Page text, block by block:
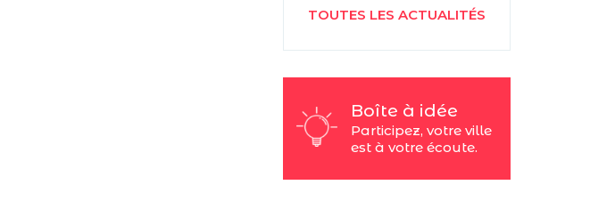
TOUTES LES ACTUALITÉS
Boîte à idée
Participez, votre ville
est à votre écoute.